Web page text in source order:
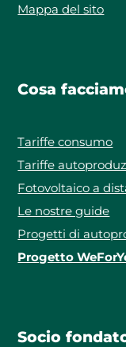
Mappa del sito
Cosa
Tariffe consumo
Tariffe
Fotovoltaico a
Le nostre guide
Progetti di
Progetto
Socio